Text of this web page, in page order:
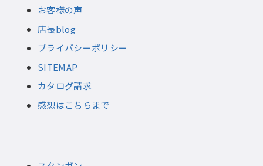
お客様の声
店長blog
プライバシーポリシー
SITEMAP
カタログ請求
感想はこちらまで